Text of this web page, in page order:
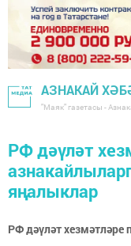
АЗНАКАЙ
"Маяк" газетасы -
РФ дәүләт
яңалыклар
РФ дәүләт